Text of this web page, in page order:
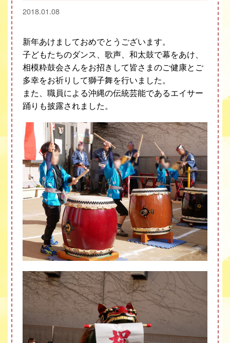
2018.01.08
新年あけましておめでとうございます。
子どもたちのダンス、歌声、和太鼓で幕をあけ、
相模粋鼓会さんをお招きして皆さまのご健康とご
多幸をお祈りして獅子舞を行いました。
また、職員による沖縄の伝統芸能であるエイサー
踊りも披露されました。